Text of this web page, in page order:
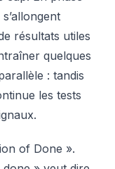
résultats utiles
quelques
: tandis
les tests
of Done ».